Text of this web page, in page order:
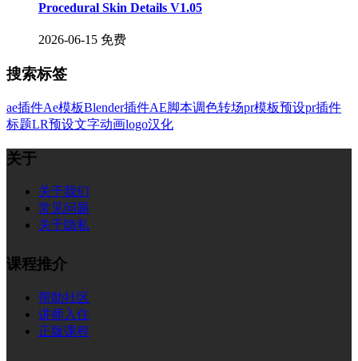
Procedural Skin Details V1.05
2026-06-15 免费
搜索标签
ae插件Ae模板Blender插件AE脚本调色转场pr模板预设pr插件
标题LR预设文字动画logo汉化
关于
关于我们
常见问题
关于隐私
课程推介
帮助社区
讲师入住
正版课程